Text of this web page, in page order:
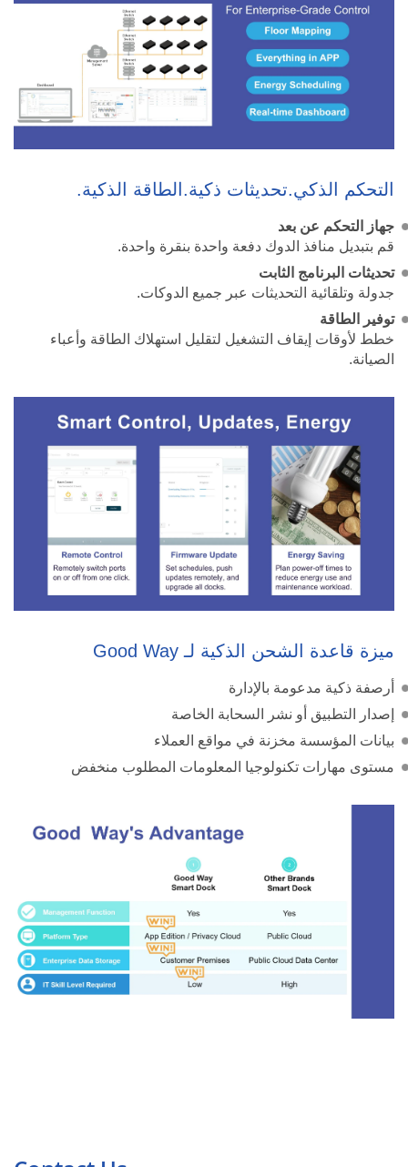
التحكم الذكي.تحديثات ذكية.الطاقة الذكية.
جهاز التحكم عن بعد
قم بتبديل منافذ الدوك دفعة واحدة بنقرة واحدة.
تحديثات البرنامج الثابت
جدولة وتلقائية التحديثات عبر جميع الدوكات.
توفير الطاقة
خطط لأوقات إيقاف التشغيل لتقليل استهلاك الطاقة وأعباء
الصيانة.
ميزة قاعدة الشحن الذكية لـ Good Way
أرصفة ذكية مدعومة بالإدارة
إصدار التطبيق أو نشر السحابة الخاصة
بيانات المؤسسة مخزنة في مواقع العملاء
مستوى مهارات تكنولوجيا المعلومات المطلوب منخفض